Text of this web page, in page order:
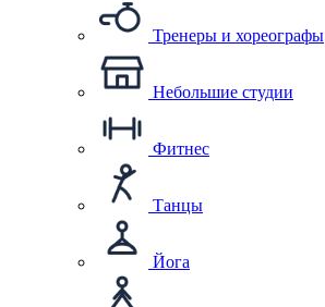
Тренеры и хореографы
Небольшие студии
Фитнес
Танцы
Йога